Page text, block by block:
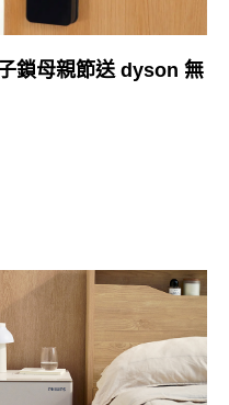
鎖母親節送 dyson 無